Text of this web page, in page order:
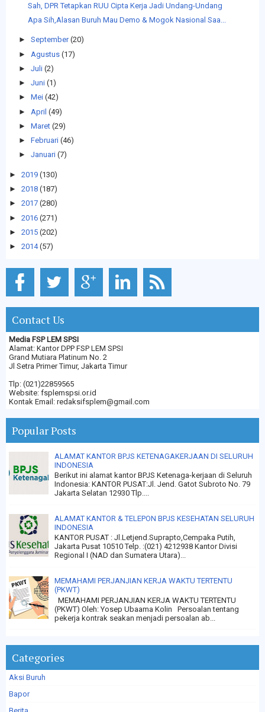
Sah, DPR Tetapkan RUU Cipta Kerja Jadi Undang-Undang
Apa Sih,Alasan Buruh Mau Demo & Mogok Nasional Saa...
► September (20)
► Agustus (17)
► Juli (2)
► Juni (1)
► Mei (42)
► April (49)
► Maret (29)
► Februari (46)
► Januari (7)
► 2019 (130)
► 2018 (187)
► 2017 (280)
► 2016 (271)
► 2015 (202)
► 2014 (57)
Contact Us
Media FSP LEM SPSI
Alamat: Kantor DPP FSP LEM SPSI
Grand Mutiara Platinum No. 2
Jl Setra Primer Timur, Jakarta Timur
Tlp: (021)22859565
Website: fsplemspsi.or.id
Kontak Email: redaksifsplem@gmail.com
Popular Posts
ALAMAT KANTOR BPJS KETENAGAKERJAAN DI SELURUH
INDONESIA
Berikut ini alamat kantor BPJS Ketenaga-kerjaan di Seluruh
Indonesia: KANTOR PUSAT:Jl. Jend. Gatot Subroto No. 79
Jakarta Selatan 12930 Tlp....
ALAMAT KANTOR & TELEPON BPJS KESEHATAN SELURUH
INDONESIA
KANTOR PUSAT : Jl.Letjend.Suprapto,Cempaka Putih,
Jakarta Pusat 10510 Telp. :(021) 4212938 Kantor Divisi
Regional I (NAD dan Sumatera Utara)...
MEMAHAMI PERJANJIAN KERJA WAKTU TERTENTU
(PKWT)
MEMAHAMI PERJANJIAN KERJA WAKTU TERTENTU
(PKWT) Oleh: Yosep Ubaama Kolin Persoalan tentang
pekerja kontrak seakan menjadi persoalan ab...
Categories
Aksi Buruh
Bapor